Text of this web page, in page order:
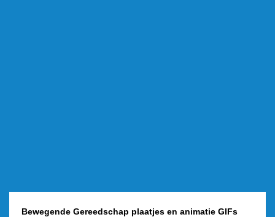
Bewegende Gereedschap plaatjes en animatie GIFs